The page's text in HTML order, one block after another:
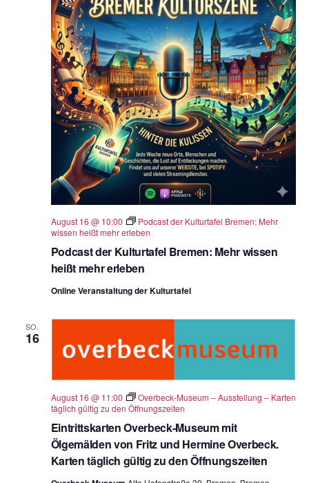
Podcast der Kulturtafel Bremen: Mehr wissen
heißt mehr erleben
August 16 @ 10:00
Podcast der Kulturtafel Bremen: Mehr
wissen heißt mehr erleben
Online Veranstaltung der Kulturtafel
SO.
16
Eintrittskarten Overbeck-Museum mit
Ölgemälden von Fritz und Hermine Overbeck.
Karten täglich gültig zu den Öffnungszeiten
August 16 @ 11:00
Overbeck-Museum – Ausstellung – Karten
täglich gültig zu den Öffnungszeiten